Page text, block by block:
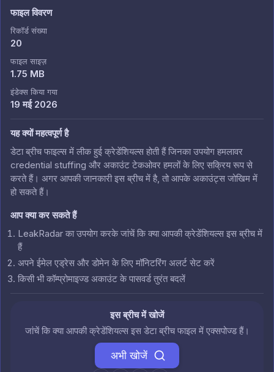
फाइल विवरण
रिकॉर्ड संख्या
20
फाइल साइज़
1.75 MB
इंडेक्स किया गया
19 मई 2026
यह क्यों महत्वपूर्ण है
डेटा ब्रीच फाइल्स में लीक हुई क्रेडेंशियल्स होती हैं जिनका उपयोग हमलावर
credential stuffing और अकाउंट टेकओवर हमलों के लिए सक्रिय रूप से
करते हैं। अगर आपकी जानकारी इस ब्रीच में है, तो आपके अकाउंट्स जोखिम में
हो सकते हैं।
आप क्या कर सकते हैं
LeakRadar का उपयोग करके जांचें कि क्या आपकी क्रेडेंशियल्स इस ब्रीच में
हैं
अपने ईमेल एड्रेस और डोमेन के लिए मॉनिटरिंग अलर्ट सेट करें
किसी भी कॉम्प्रोमाइज्ड अकाउंट के पासवर्ड तुरंत बदलें
इस ब्रीच में खोजें
जांचें कि क्या आपकी क्रेडेंशियल्स इस डेटा ब्रीच फाइल में एक्सपोज्ड हैं।
अभी खोजें